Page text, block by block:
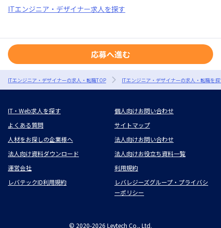
ITエンジニア・デザイナー求人を探す
応募へ進む
ITエンジニア・デザイナーの求人・転職TOP ITエンジニア・デザイナーの求人・転職を
IT・Web求人を探す
個人向けお問い合わせ
よくある質問
サイトマップ
人材をお探しの企業様へ
法人向けお問い合わせ
法人向け資料ダウンロード
法人向けお役立ち資料一覧
運営会社
利用規約
レバテックID利用規約
レバレジーズグループ・プライバシ
ーポリシー
© 2020-2026 Levtech Co., Ltd.